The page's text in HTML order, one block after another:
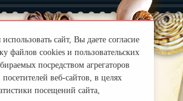
|
Правила
mirprognoz@mail.ru
сайт, Вы даете согласие
файлов cookies и пользовательских
посредством агрегаторов
посетителей веб-сайтов, в целях
посещений сайта,